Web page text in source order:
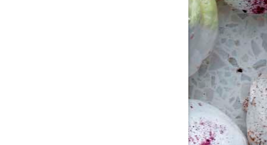
for indlæg/kommentar